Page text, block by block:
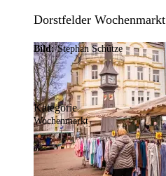
Dorstfelder Wochenmarkt
Bild:Stephan Schütze
Kategorie
Wochenmarkt